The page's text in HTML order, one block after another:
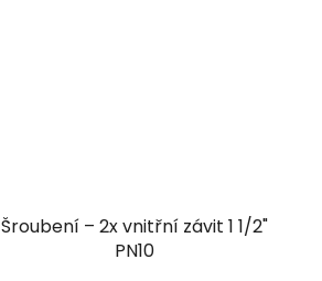
Šroubení – 2x vnitřní závit 1 1/2"
PN10